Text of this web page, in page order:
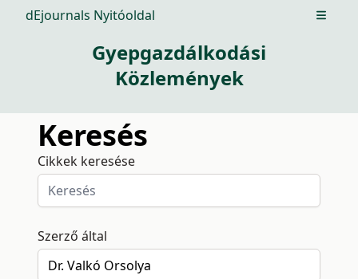
dEjournals Nyitóoldal Open
Gyepgazdálkodási
Közlemények
Keresés
Cikkek keresése
Szerző által